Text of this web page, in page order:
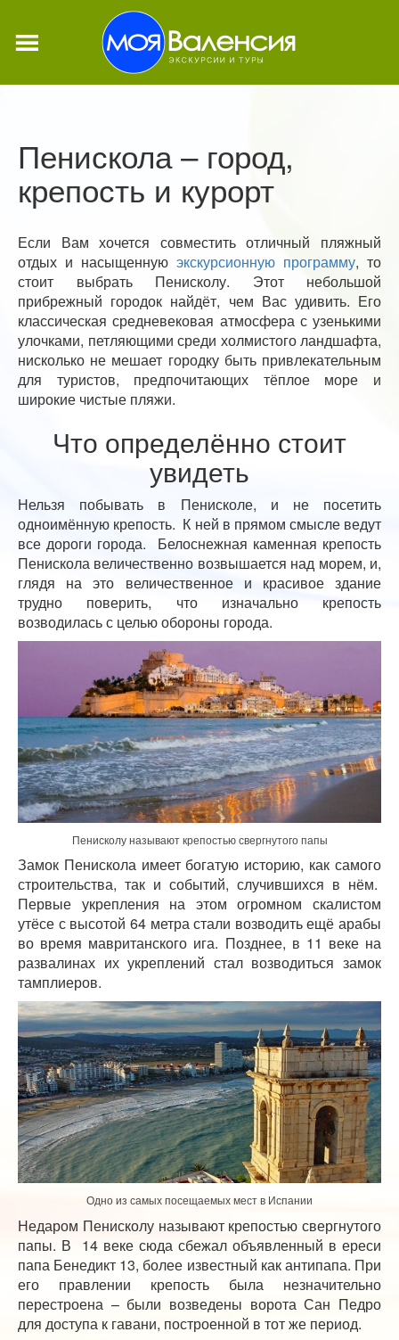
Пенискола – город,
крепость и курорт
Если Вам хочется совместить отличный пляжный
отдых и насыщенную экскурсионную программу, то
стоит выбрать Пенисколу. Этот небольшой
прибрежный городок найдёт, чем Вас удивить. Его
классическая средневековая атмосфера с узенькими
улочками, петляющими среди холмистого ландшафта,
нисколько не мешает городку быть привлекательным
для туристов, предпочитающих тёплое море и
широкие чистые пляжи.
Что определённо стоит
увидеть
Нельзя побывать в Пенисколе, и не посетить
одноимённую крепость. К ней в прямом смысле ведут
все дороги города. Белоснежная каменная крепость
Пенискола величественно возвышается над морем, и,
глядя на это величественное и красивое здание
трудно поверить, что изначально крепость
возводилась с целью обороны города.
Пенисколу называют крепостью свергнутого папы
Замок Пенискола имеет богатую историю, как самого
строительства, так и событий, случившихся в нём.
Первые укрепления на этом огромном скалистом
утёсе с высотой 64 метра стали возводить ещё арабы
во время мавританского ига. Позднее, в 11 веке на
развалинах их укреплений стал возводиться замок
тамплиеров.
Одно из самых посещаемых мест в Испании
Недаром Пенисколу называют крепостью свергнутого
папы. В 14 веке сюда сбежал объявленный в ереси
папа Бенедикт 13, более известный как антипапа. При
его правлении крепость была незначительно
перестроена – были возведены ворота Сан Педро
для доступа к гавани, построенной в тот же период.